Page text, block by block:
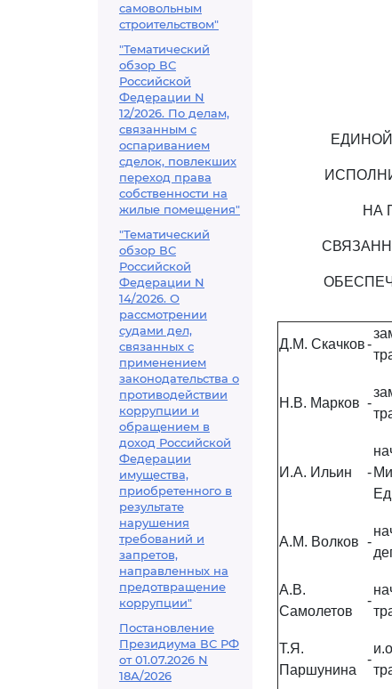
самовольным
строительством"
"Тематический
обзор ВС
Российской
Федерации N
12/2026. По делам,
связанным с
оспариванием
сделок, повлекших
переход права
собственности на
жилые помещения"
"Тематический
обзор ВС
Российской
Федерации N
14/2026. О
рассмотрении
судами дел,
связанных с
применением
законодательства о
противодействии
коррупции и
обращением в
доход Российской
Федерации
имущества,
приобретенного в
результате
нарушения
требований и
запретов,
направленных на
предотвращение
коррупции"
Постановление
Президиума ВС РФ
от 01.07.2026 N
18А/2026
НА
Д.М. Скачков-
Н.В. Марков -
И.А. Ильин -
А.М. Волков -
А.В.
Самолетов
-
Т.Я.
Паршунина
-